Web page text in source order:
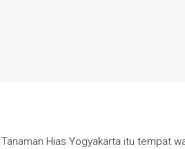
Hias Yogyakarta itu tempat